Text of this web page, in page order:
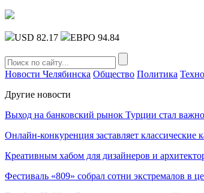
USD 82.17 ЕВРО 94.84
Новости Челябинска Общество Политика
Другие новости
Выход на банковский рынок Турции стал
Онлайн-конкуренция заставляет классические
Креативным хабом для дизайнеров и
Фестиваль «809» собрал сотни экстремалов в